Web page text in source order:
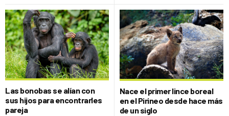
Las bonobas se alían con
sus hijos para encontrarles
pareja
Nace el primer lince boreal
en el Pirineo desde hace más
de un siglo